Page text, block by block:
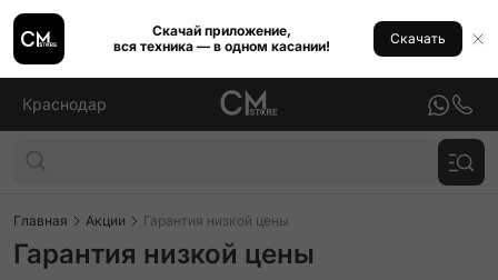
Скачай приложение,
вся техника — в одном касании!
Скачать
Краснодар
Главная Акции Гарантия низкой цены
Гарантия низкой цены